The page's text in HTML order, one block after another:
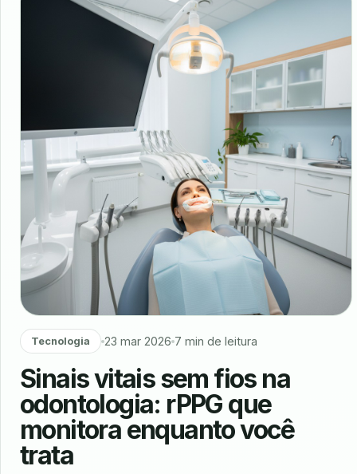
Tecnologia 23 mar 2026 7 min de leitura
Sinais vitais sem fios na
odontologia: rPPG que
monitora enquanto você
trata